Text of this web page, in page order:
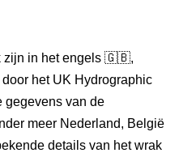
zijn in het engels 🇬🇧,
het UK Hydrographic
gegevens van de
meer Nederland, België
details van het wrak